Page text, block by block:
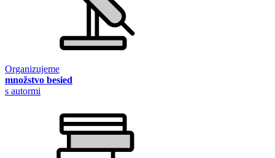
Organizujeme
množstvo besied
s autormi